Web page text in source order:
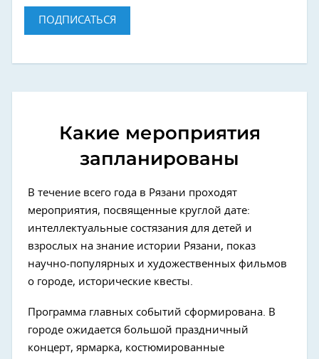
ПОДПИСАТЬСЯ
Какие мероприятия
запланированы
В течение всего года в Рязани проходят
мероприятия, посвященные круглой дате:
интеллектуальные состязания для детей и
взрослых на знание истории Рязани, показ
научно-популярных и художественных фильмов
о городе, исторические квесты.
Программа главных событий сформирована. В
городе ожидается большой праздничный
концерт, ярмарка, костюмированные